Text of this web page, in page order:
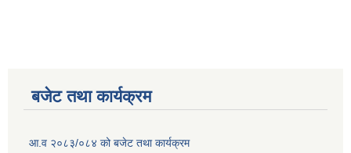
बजेट तथा कार्यक्रम
आ.व २०८३/०८४ को बजेट तथा कार्यक्रम